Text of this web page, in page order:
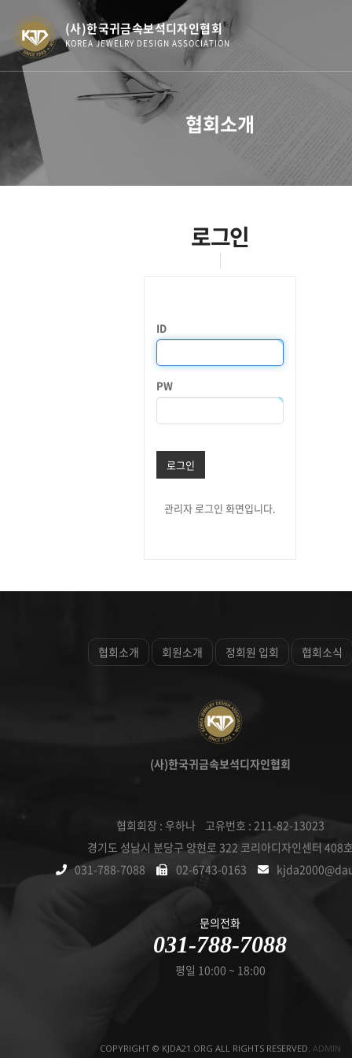
(사)한국귀금속보석디자인협회
KOREA JEWELRY DESIGN ASSOCIATION
협회소개
로그인
ID
PW
로그인
관리자 로그인 화면입니다.
협회소개 회원소개 정회원 입회 협회소식
(사)한국귀금속보석디자인협회
협회회장 : 우하나 고유번호 : 211-82-13023
경기도 성남시 분당구 양현로 322 코리아디자인센터 408
031-788-7088
02-6743-0163
문의전화
031-788-7088
평일 10:00 ~ 18:00
COPYRIGHT © KJDA21.ORG ALL RIGHTS RESERVED. ADMIN